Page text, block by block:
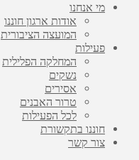
מי אנחנו
אודות ארגון חוננו
המועצה הציבורית
פעילות
המחלקה הפלילית
נשקים
אסירים
טרור האבנים
לכל הפעילות
חוננו בתקשורת
צור קשר